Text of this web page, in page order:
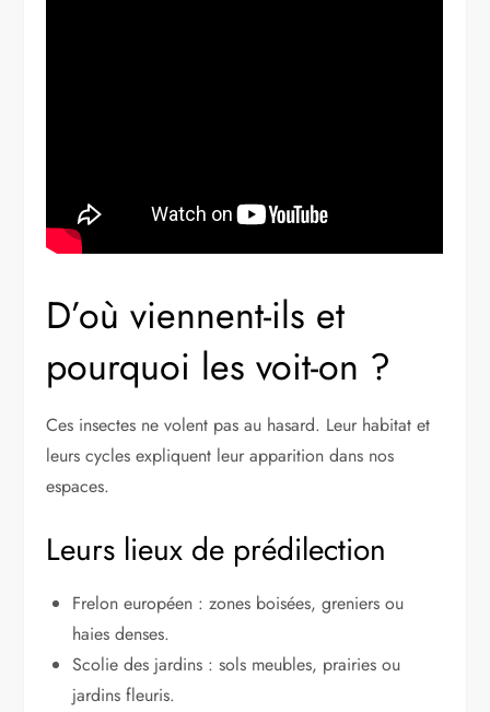
D’où viennent-ils et
pourquoi les voit-on ?
Ces insectes ne volent pas au hasard. Leur habitat et
leurs cycles expliquent leur apparition dans nos
espaces.
Leurs lieux de prédilection
Frelon européen : zones boisées, greniers ou
haies denses.
Scolie des jardins : sols meubles, prairies ou
jardins fleuris.